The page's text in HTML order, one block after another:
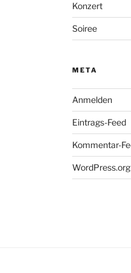
Konzert
Soiree
META
Anmelden
Eintrags-Feed
Kommentar-
WordPress.org